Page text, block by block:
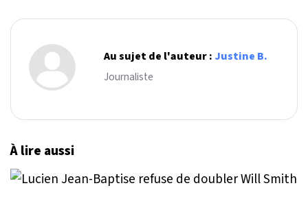
Au sujet de l'auteur : Justine B.
Journaliste
À lire aussi